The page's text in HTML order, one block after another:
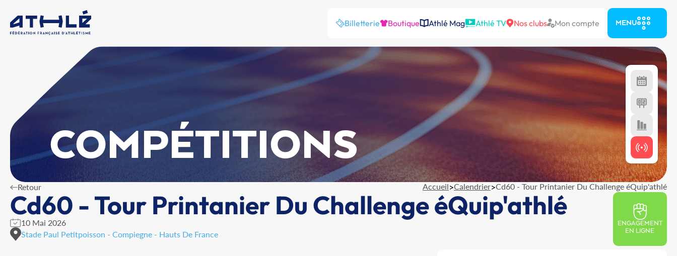
Billetterie Boutique Athlé Mag Athlé TV Nos clubs Mon compte MENU
COMPÉTITIONS
Retour Accueil>Calendrier>Cd60 - Tour Printanier Du Challenge éQuip'athlé
Cd60 - Tour Printanier Du Challenge éQuip'athlé
10 Mai 2026
Stade Paul Petitpoisson - Compiegne - Hauts De France
ENGAGEMENT
EN LIGNE